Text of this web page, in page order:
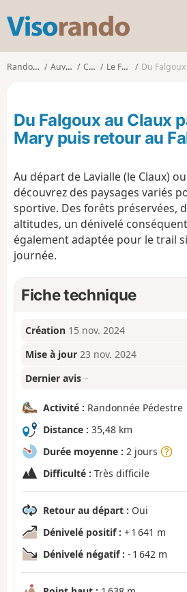
s
d
o
Randonnées Auvergne Cantal Le Falgoux Du Falgoux au
Du Falgoux au Claux
Mary puis retour au
Au départ de Lavialle (le Claux)
découvrez des paysages variés
sportive. Des forêts préservées,
altitudes, un dénivelé
également adaptée pour le trail
journée.
Fiche technique
Création 15 nov. 2024
Mise à jour 23 nov. 2024
Dernier avis –
Activité : Randonnée Pédestre
Distance : 35,48 km
Durée moyenne : 2 jours
Difficulté : Très difficile
Retour au départ : Oui
Dénivelé positif : + 1 641 m
Dénivelé négatif : - 1 642 m